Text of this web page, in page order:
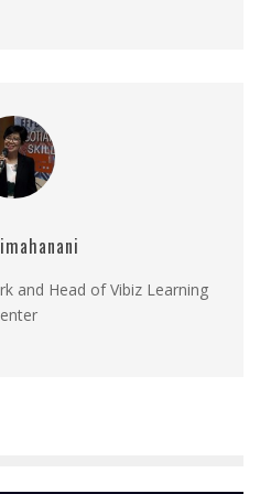
and Head of Vibiz Learning